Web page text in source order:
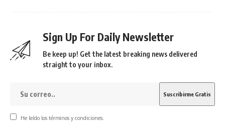
Sign Up For Daily Newsletter
Be keep up! Get the latest breaking news delivered
straight to your inbox.
He leído los términos y condiciones.